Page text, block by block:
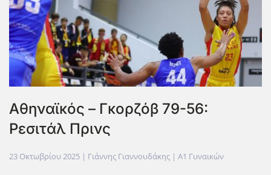
Αθηναϊκός – Γκορζόβ 79-56:
Ρεσιτάλ Πρινς
23 Οκτωβρίου 2025 | Γιάννης Γιαννουδάκης | Α1 Γυναικών